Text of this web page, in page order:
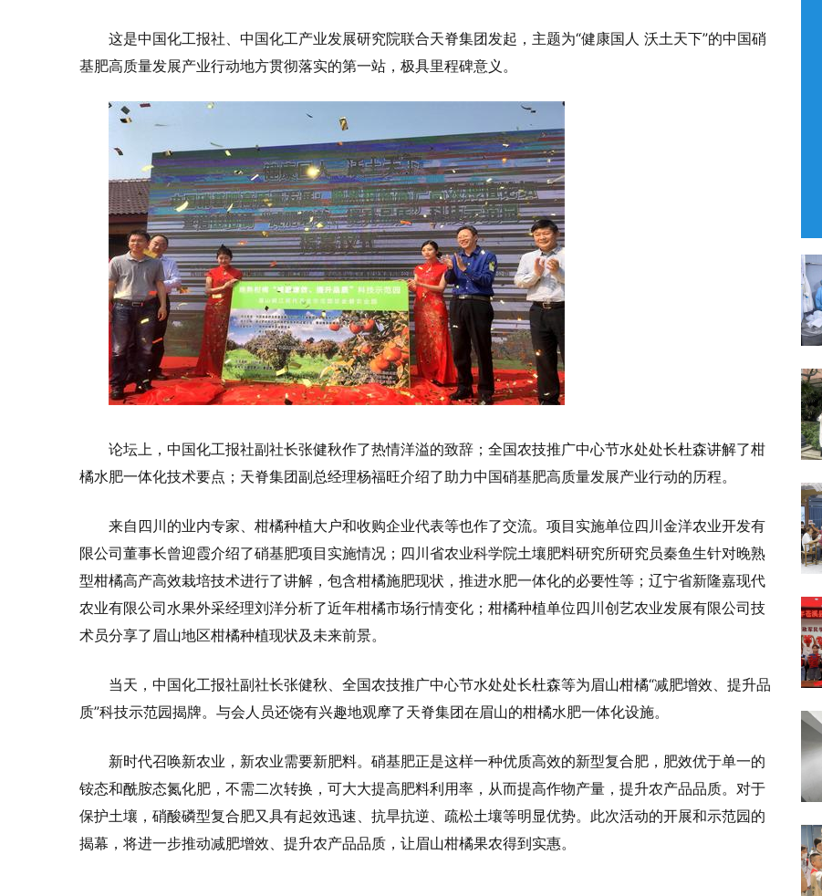
这是中国化工报社、中国化工产业发展研究院联合天脊集团发起，主题为“健康国人 沃土天下”的中国硝
基肥高质量发展产业行动地方贯彻落实的第一站，极具里程碑意义。
论坛上，中国化工报社副社长张健秋作了热情洋溢的致辞；全国农技推广中心节水处处长杜森讲解了柑
橘水肥一体化技术要点；天脊集团副总经理杨福旺介绍了助力中国硝基肥高质量发展产业行动的历程。
来自四川的业内专家、柑橘种植大户和收购企业代表等也作了交流。项目实施单位四川金洋农业开发有
限公司董事长曾迎霞介绍了硝基肥项目实施情况；四川省农业科学院土壤肥料研究所研究员秦鱼生针对晚熟
型柑橘高产高效栽培技术进行了讲解，包含柑橘施肥现状，推进水肥一体化的必要性等；辽宁省新隆嘉现代
农业有限公司水果外采经理刘洋分析了近年柑橘市场行情变化；柑橘种植单位四川创艺农业发展有限公司技
术员分享了眉山地区柑橘种植现状及未来前景。
当天，中国化工报社副社长张健秋、全国农技推广中心节水处处长杜森等为眉山柑橘“减肥增效、提升品
质”科技示范园揭牌。与会人员还饶有兴趣地观摩了天脊集团在眉山的柑橘水肥一体化设施。
新时代召唤新农业，新农业需要新肥料。硝基肥正是这样一种优质高效的新型复合肥，肥效优于单一的
铵态和酰胺态氮化肥，不需二次转换，可大大提高肥料利用率，从而提高作物产量，提升农产品品质。对于
保护土壤，硝酸磷型复合肥又具有起效迅速、抗旱抗逆、疏松土壤等明显优势。此次活动的开展和示范园的
揭幕，将进一步推动减肥增效、提升农产品品质，让眉山柑橘果农得到实惠。